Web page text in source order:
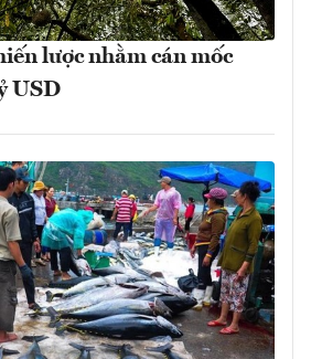
lược nhằm cán mốc
USD